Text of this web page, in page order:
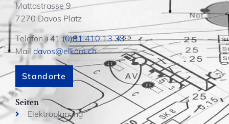
Mattastrasse 9
7270 Davos Platz
Telefon+41 (0)81 410 13 33
Mail davos@elkom.ch
Standorte
Seiten
Elektroplanung